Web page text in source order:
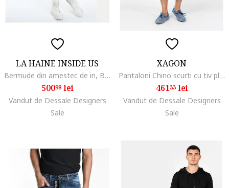
LA HAINE INSIDE US
Bermude din amestec de in, Bej
50098lei
Vandut de Dessale Designers
Sale
XAGON
Pantaloni Chino scurti cu tiv pliabil,
46133lei
Vandut de Dessale Designers
Sale